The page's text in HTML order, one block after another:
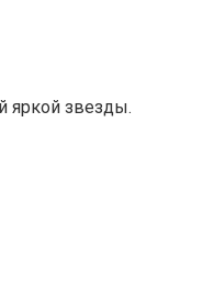
яркой звезды.